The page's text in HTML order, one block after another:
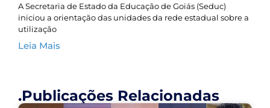
A Secretaria de Estado da Educação de Goiás (Seduc)
iniciou a orientação das unidades da rede estadual sobre a
utilização
Leia Mais
.Publicações Relacionadas